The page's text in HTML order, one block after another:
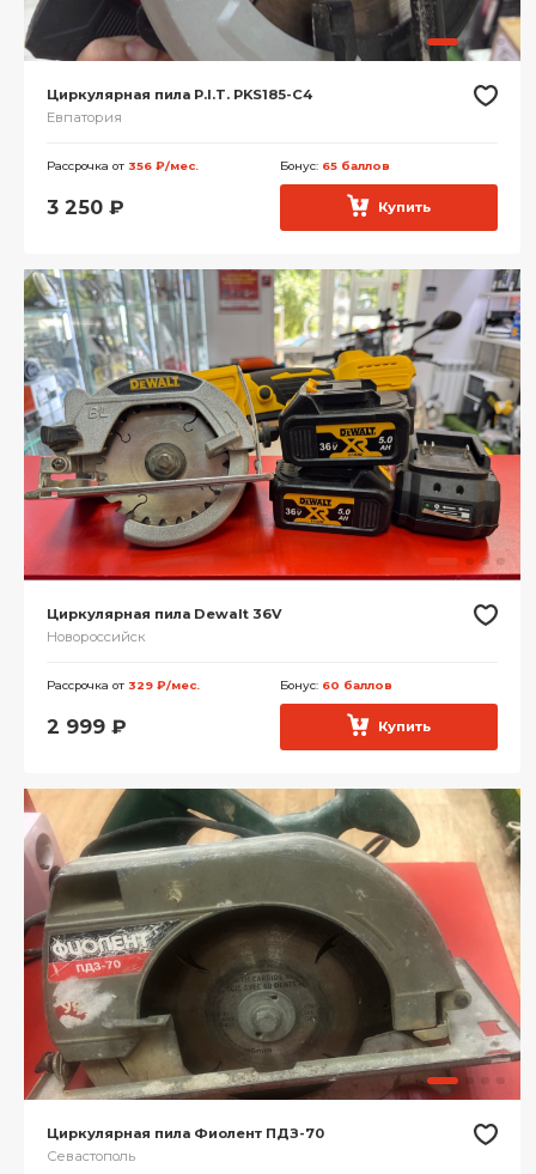
Циркулярная пила P.I.T. PKS185-C4
Евпатория
Рассрочка от 356 ₽/мес. Бонус: 65 баллов
3 250 ₽ Купить
Циркулярная пила Dewalt 36V
Новороссийск
Рассрочка от 329 ₽/мес. Бонус: 60 баллов
2 999 ₽ Купить
Циркулярная пила Фиолент ПДЗ-70
Севастополь